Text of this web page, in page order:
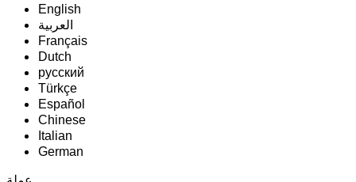
English
‏العربية‏
Français
Dutch
русский
Türkçe
Español
Chinese
Italian
German